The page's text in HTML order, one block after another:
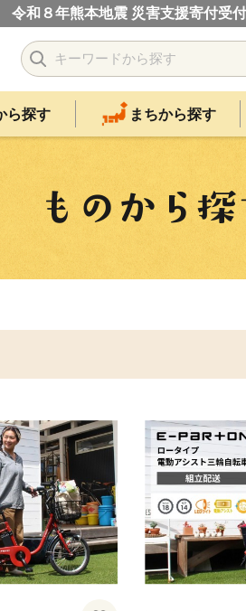
令和８年熊本地震 災害支援寄付受
ら探す まちから探す